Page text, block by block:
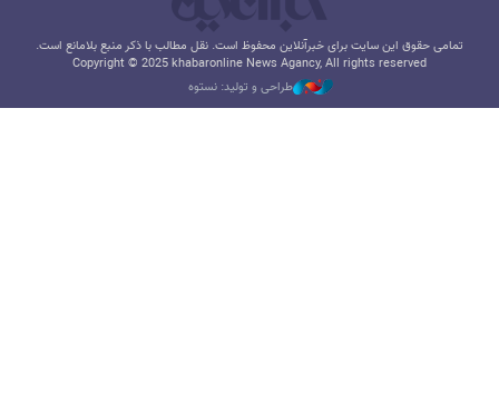
تمامی حقوق این سایت برای خبرآنلاین محفوظ است. نقل مطالب با ذکر منبع بلامانع است.
Copyright © 2025 khabaronline News Agancy, All rights reserved
طراحی و تولید: نستوه